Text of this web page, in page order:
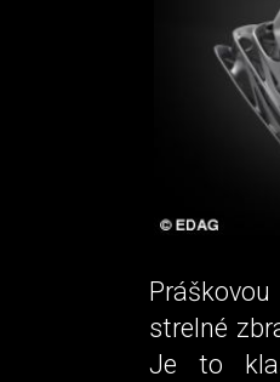
strelné
Je to